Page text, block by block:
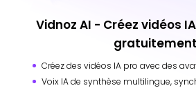
Vidnoz AI - Créez vidéos
gratuitement
Créez des vidéos IA pro avec des
Voix IA de synthèse multilingue,